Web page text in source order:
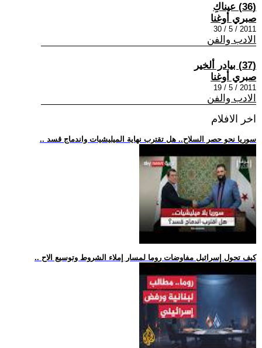
(36) عيناكِ
صبري أوغنا
2011 / 5 / 30
الادب والفن
(37) بيادر ألخير
صبري أوغنا
2011 / 5 / 19
الادب والفن
اخر الافلام
.. سوريا نحو حصر السلاح.. هل تقترب نهاية الميليشيات واندماج قسد
.. كيف تحول إسرائيل مفاوضات روما لمسار إملاء الشروط وتوسيع الاح